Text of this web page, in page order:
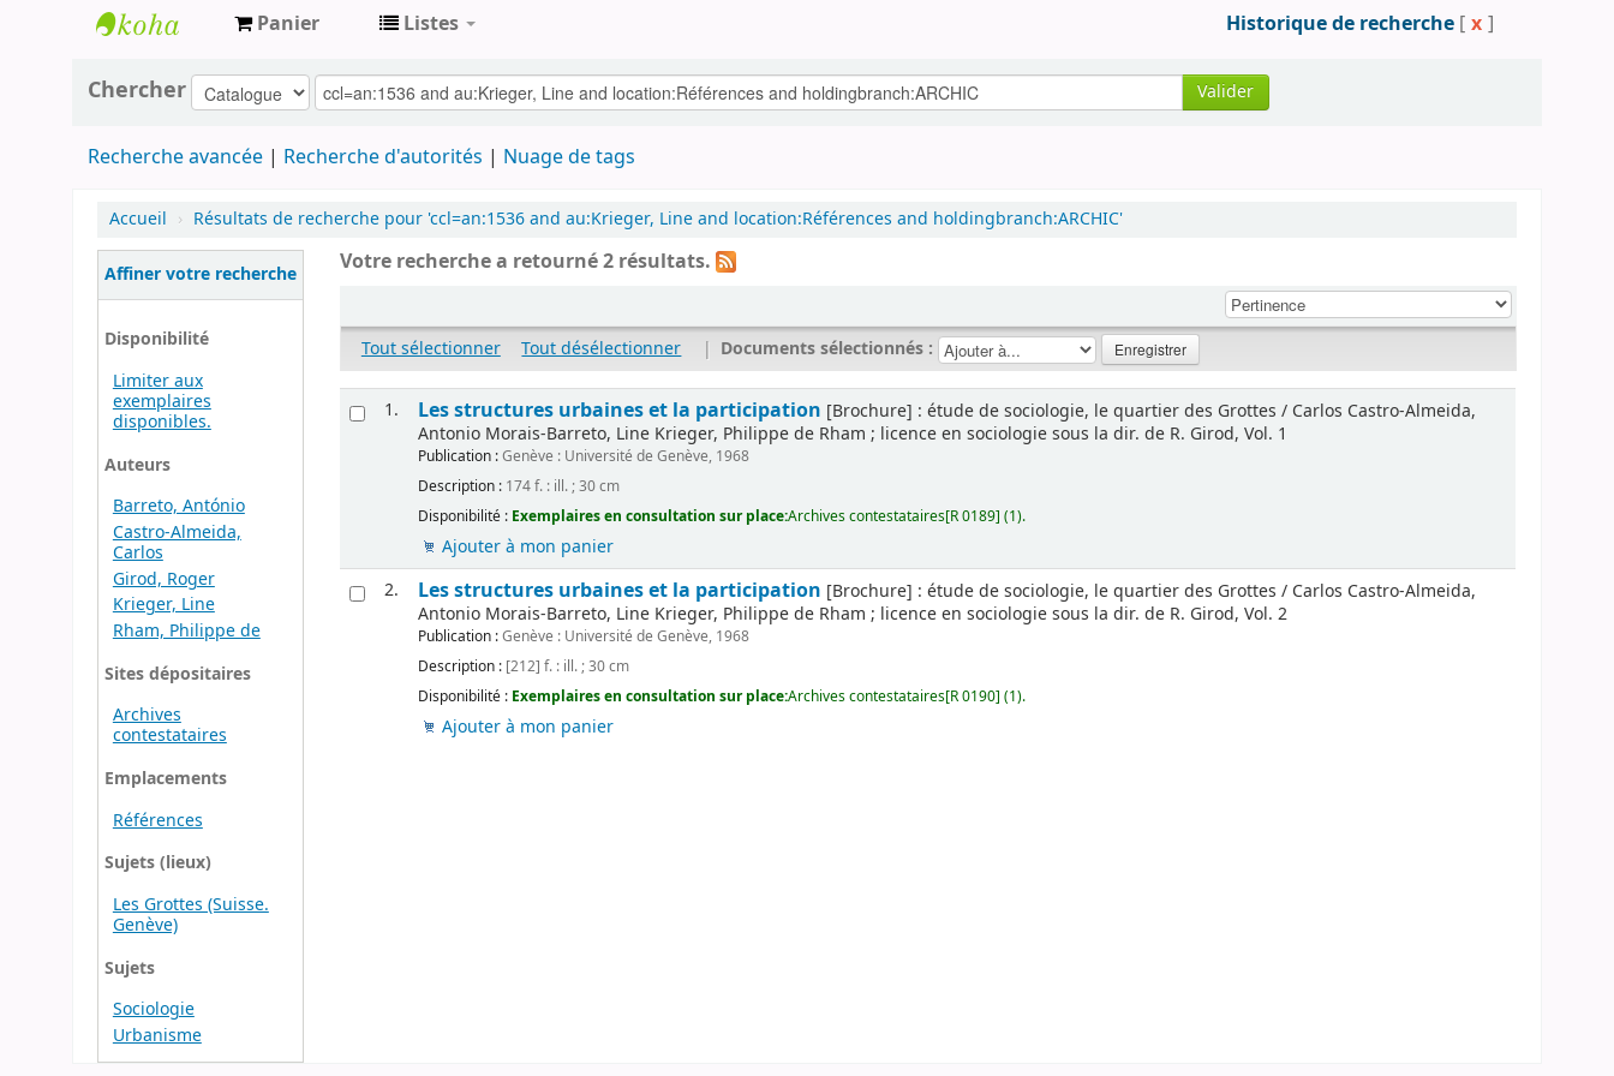
Archives
contestataires
Panier Listes Historique de recherche [ x ]
Chercher Valider
Recherche avancée Recherche d'autorités Nuage de tags
Accueil › Résultats de recherche pour 'ccl=an:1536 and au:Krieger, Line and location:Références and holdingbranch:ARCHIC'
Affiner votre recherche
Disponibilité
Limiter aux
exemplaires
disponibles.
Auteurs
Barreto, António
Castro-Almeida,
Carlos
Girod, Roger
Krieger, Line
Rham, Philippe de
Sites dépositaires
Archives
contestataires
Emplacements
Références
Sujets (lieux)
Les Grottes (Suisse.
Genève)
Sujets
Sociologie
Urbanisme
Votre recherche a retourné 2 résultats.
Tout sélectionner Tout désélectionner | Documents sélectionnés :
1. Les structures urbaines et la participation [Brochure] : étude de sociologie, le quartier des Grottes / Carlos Castro-Almeida,
Antonio Morais-Barreto, Line Krieger, Philippe de Rham ; licence en sociologie sous la dir. de R. Girod, Vol. 1
Publication :Genève : Université de Genève, 1968
Description : 174 f. : ill. ; 30 cm
Disponibilité : Exemplaires en consultation sur place:Archives contestataires[R 0189] (1).
Ajouter à mon panier
2.
Les structures urbaines et la participation [Brochure] : étude de sociologie, le quartier des Grottes / Carlos Castro-Almeida,
Antonio Morais-Barreto, Line Krieger, Philippe de Rham ; licence en sociologie sous la dir. de R. Girod, Vol. 2
Publication :Genève : Université de Genève, 1968
Description : [212] f. : ill. ; 30 cm
Disponibilité : Exemplaires en consultation sur place:Archives contestataires[R 0190] (1).
Ajouter à mon panier